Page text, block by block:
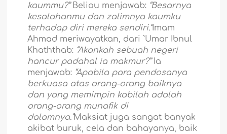
kaummu?”Beliau menjawab: “Besarnya
kesalahanmu dan zalimnya kaumku
terhadap diri mereka sendiri.”Imam
Ahmad meriwayatkan, dari `Umar Ibnul
Khaththab: “Akankah sebuah negeri
hancur padahal ia makmur?” Ia
menjawab: “Apabila para pendosanya
berkuasa atas orang-orang baiknya
dan yang memimpin kabilah adalah
orang-orang munafik di
dalamnya.”Maksiat juga sangat banyak
akibat buruk, cela dan bahayanya, baik